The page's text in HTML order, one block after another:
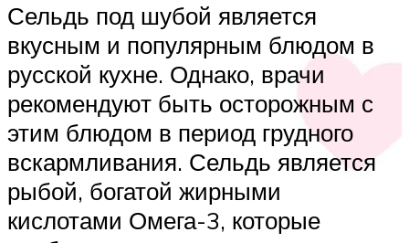
Сельдь под шубой является
вкусным и популярным блюдом в
русской кухне. Однако, врачи
рекомендуют быть осторожным с
этим блюдом в период грудного
вскармливания. Сельдь является
рыбой, богатой жирными
кислотами Омега-3, которые